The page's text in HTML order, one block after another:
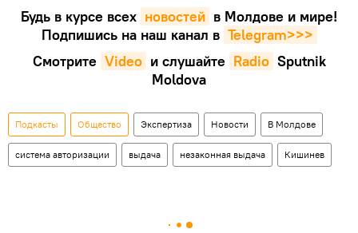
Будь в курсе всех новостей в Молдове и мире!
Подпишись на наш канал в Telegram>>>
Смотрите Video и слушайте Radio Sputnik
Moldova
Подкасты Общество Экспертиза Новости В Молдове
система авторизации выдача незаконная выдача Кишинев